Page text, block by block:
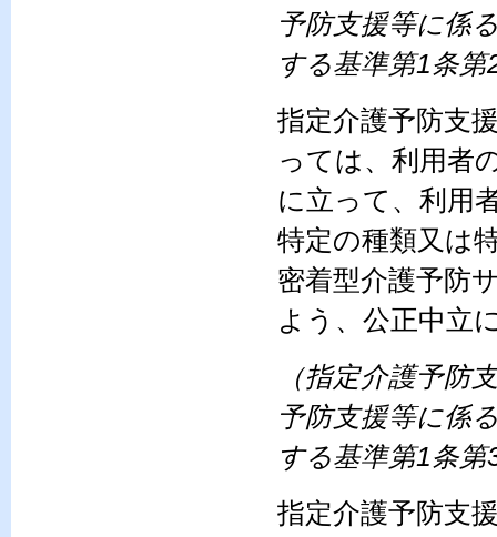
予防支援等に係
する基準第1条第
指定介護予防支
っては、利用者
に立って、利用
特定の種類又は
密着型介護予防
よう、公正中立
（指定介護予防
予防支援等に係
する基準第1条第
指定介護予防支